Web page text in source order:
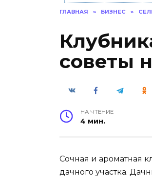
ГЛАВНАЯ » БИЗНЕС »
советы
НА ЧТЕНИЕ
4 мин.
Сочная и ароматная
дачного участка.